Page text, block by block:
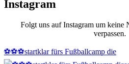
Instagram
Folgt uns auf Instagram um keine
verpassen.
⚽️⚽️⚽️startklar fürs Fußballcamp die